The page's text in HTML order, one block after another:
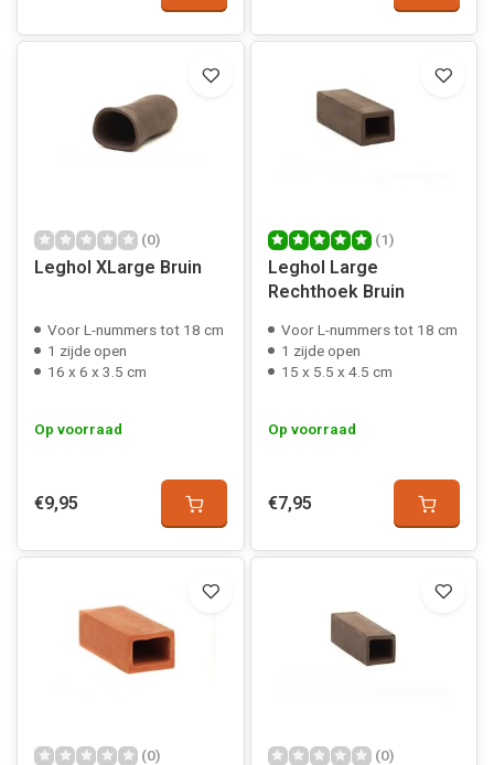
(0)
Leghol XLarge Bruin
Voor L-nummers tot 18 cm
1 zijde open
16 x 6 x 3.5 cm
Op voorraad
€9,95
(1)
Leghol Large
Rechthoek Bruin
Voor L-nummers tot 18 cm
1 zijde open
15 x 5.5 x 4.5 cm
Op voorraad
€7,95
(0) (0)